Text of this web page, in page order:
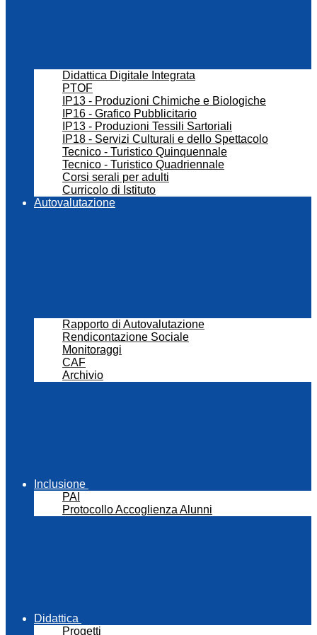
Didattica Digitale Integrata
PTOF
IP13 - Produzioni Chimiche e Biologiche
IP16 - Grafico Pubblicitario
IP13 - Produzioni Tessili Sartoriali
IP18 - Servizi Culturali e dello Spettacolo
Tecnico - Turistico Quinquennale
Tecnico - Turistico Quadriennale
Corsi serali per adulti
Curricolo di Istituto
Autovalutazione
Rapporto di Autovalutazione
Rendicontazione Sociale
Monitoraggi
CAF
Archivio
Inclusione
PAI
Protocollo Accoglienza Alunni
Didattica
Progetti